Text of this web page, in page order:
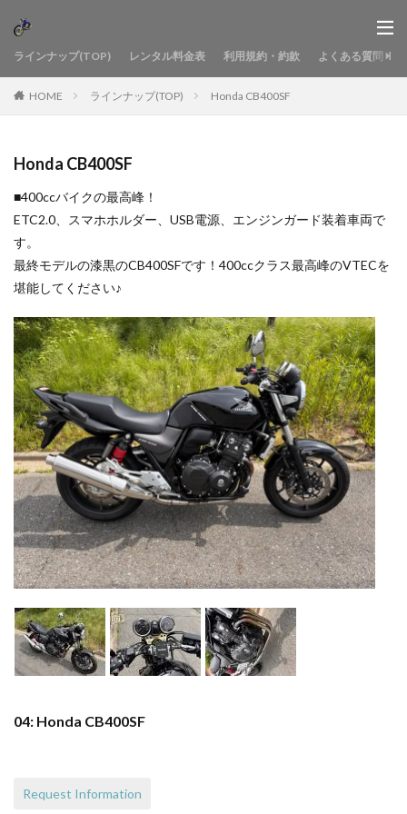
ラインナップ(TOP) レンタル料金表 利用規約・約款 よくある質問
HOME ラインナップ(TOP) Honda CB400SF
Honda CB400SF
■400ccバイクの最高峰！
ETC2.0、スマホホルダー、USB電源、エンジンガード装着車両で
す。
最終モデルの漆黒のCB400SFです！400ccクラス最高峰のVTECを
堪能してください♪
04: Honda CB400SF
Request Information